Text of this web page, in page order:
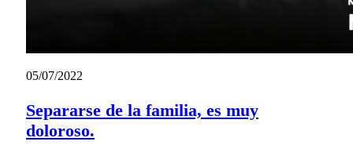
05/07/2022
Separarse de la familia, es muy
doloroso.